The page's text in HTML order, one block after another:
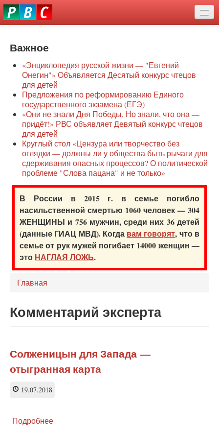
Перейти
к
О нас
Защита семей
Образование
Наше сопротивление
Регионы
Видео
Важное
«Энциклопедия русской жизни — "Евгений
Онегин"» Объявляется Десятый конкурс чтецов
для детей
Предложения по реформированию Единого
государственного экзамена (ЕГЭ)
«Они не знали Дня Победы, Но знали, что она —
придёт!» РВС объявляет Девятый конкурс чтецов
для детей
Круглый стол «Цензура или творчество без
оглядки — должны ли у общества быть рычаги для
сдерживания опасных процессов? О политической
проблеме "Слова пацана" и не только»
В России в 2015 г. в семье погибло
насильственной смертью 1060 человек — 304
ЖЕНЩИНЫ и 756 мужчин, среди них 36 детей
(данные ГИАЦ МВД). Когда вам говорят, что в
семье от рук мужей погибает 14000 женщин —
это НАГЛАЯ ЛОЖЬ.
Главная
Комментарий эксперта
Солженицын для Запада —
отыгранная карта
19.07.2018
Подробнее